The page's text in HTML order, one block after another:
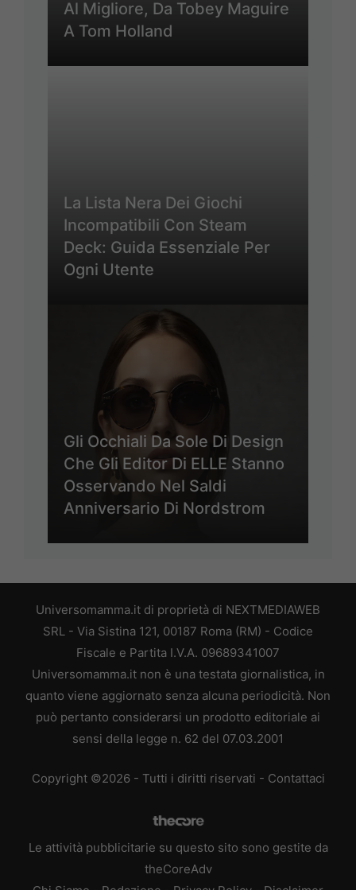
Al Migliore, Da Tobey Maguire
A Tom Holland
La Lista Nera Dei Giochi
Incompatibili Con Steam
Deck: Guida Essenziale Per
Ogni Utente
Gli Occhiali Da Sole Di Design
Che Gli Editor Di ELLE Stanno
Osservando Nel Saldi
Anniversario Di Nordstrom
Universomamma.it di proprietà di NEXTMEDIAWEB
SRL - Via Sistina 121, 00187 Roma (RM) - Codice
Fiscale e Partita I.V.A. 09689341007
Universomamma.it non è una testata giornalistica, in
quanto viene aggiornato senza alcuna periodicità. Non
può pertanto considerarsi un prodotto editoriale ai
sensi della legge n. 62 del 07.03.2001
Copyright ©2026 - Tutti i diritti riservati - Contattaci
Le attività pubblicitarie su questo sito sono gestite da
theCoreAdv